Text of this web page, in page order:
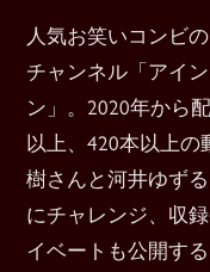
人気お笑いコンビ
チャンネル「アイ
ン」。2020年から
以上、420本以上の
樹さんと河井ゆず
にチャレンジ、収
イベートも公開す